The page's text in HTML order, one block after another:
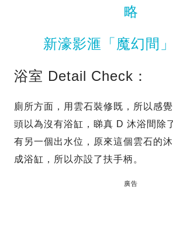
略
新濠影滙「魔幻間
浴室 Detail Check：
廁所方面，用雲石裝修既，所以感
頭以為沒有浴缸，睇真 D 沐浴間除
有另一個出水位，原來這個雲石的
成浴缸，所以亦設了扶手柄。
廣告